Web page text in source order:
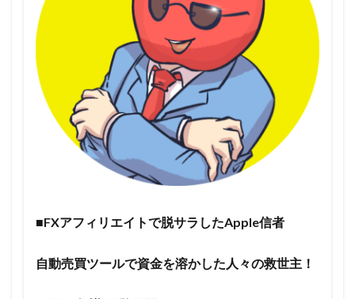
■FXアフィリエイトで脱サラしたApple信者
自動売買ツールで資金を溶かした人々の救世主！